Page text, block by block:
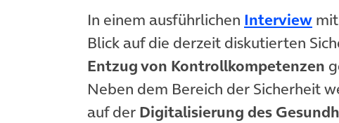
In einem ausführlichen Interview
Blick auf die derzeit diskutierten
Entzug von Kontrollkompetenzen
Neben dem Bereich der Sicherheit
auf der Digitalisierung des